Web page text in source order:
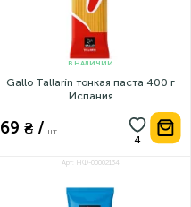
В НАЛИЧИИ
Gallo Tallarín тонкая паста 400 г
Испания
69 ₴ /шт
Арт: НФ-00002134